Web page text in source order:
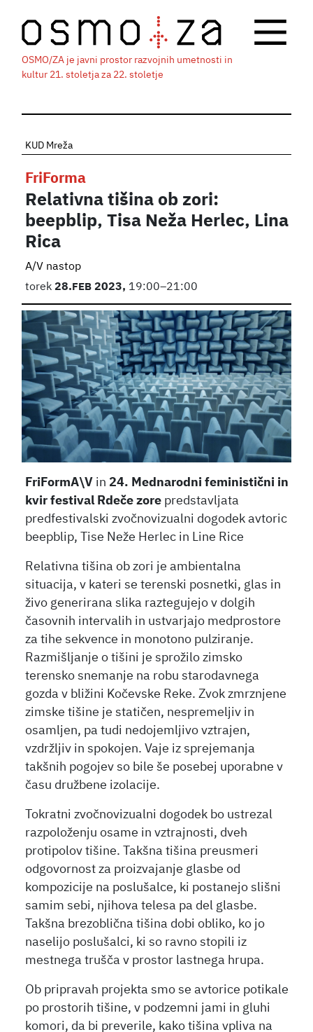
OSMO/ZA je javni prostor razvojnih umetnosti in
kultur 21. stoletja za 22. stoletje
KUD Mreža
FriForma
Relativna tišina ob zori:
beepblip, Tisa Neža Herlec, Lina
Rica
A/V nastop
torek28. FEB2023, 19:00–21:00
FriFormA\V in 24. Mednarodni feministični in
kvir festival Rdeče zore predstavljata
predfestivalski zvočnovizualni dogodek avtoric
beepblip, Tise Neže Herlec in Line Rice
Relativna tišina ob zori je ambientalna
situacija, v kateri se terenski posnetki, glas in
živo generirana slika raztegujejo v dolgih
časovnih intervalih in ustvarjajo medprostore
za tihe sekvence in monotono pulziranje.
Razmišljanje o tišini je sprožilo zimsko
terensko snemanje na robu starodavnega
gozda v bližini Kočevske Reke. Zvok zmrznjene
zimske tišine je statičen, nespremeljiv in
osamljen, pa tudi nedojemljivo vztrajen,
vzdržljiv in spokojen. Vaje iz sprejemanja
takšnih pogojev so bile še posebej uporabne v
času družbene izolacije.
Tokratni zvočnovizualni dogodek bo ustrezal
razpoloženju osame in vztrajnosti, dveh
protipolov tišine. Takšna tišina preusmeri
odgovornost za proizvajanje glasbe od
kompozicije na poslušalce, ki postanejo slišni
samim sebi, njihova telesa pa del glasbe.
Takšna brezoblična tišina dobi obliko, ko jo
naselijo poslušalci, ki so ravno stopili iz
mestnega trušča v prostor lastnega hrupa.
Ob pripravah projekta smo se avtorice potikale
po prostorih tišine, v podzemni jami in gluhi
komori, da bi preverile, kako tišina vpliva na